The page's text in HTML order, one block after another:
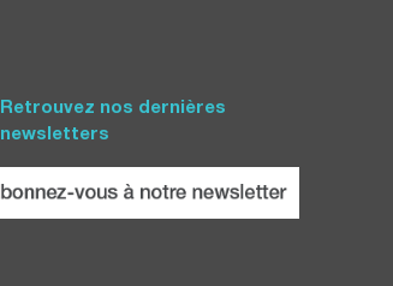
Retrouvez nos dernières
newsletters